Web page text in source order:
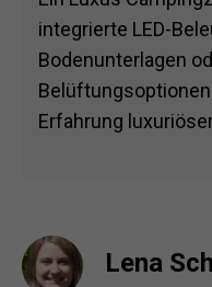
integrierte LED-
Bodenunterlagen
Erfahrung
Lena